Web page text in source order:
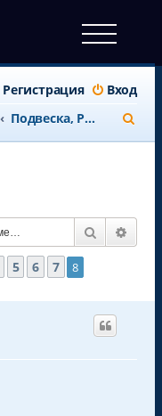
Вход
Регистрация
Подвеска, Рулевая
о
Поиск
из
5 6 7 8